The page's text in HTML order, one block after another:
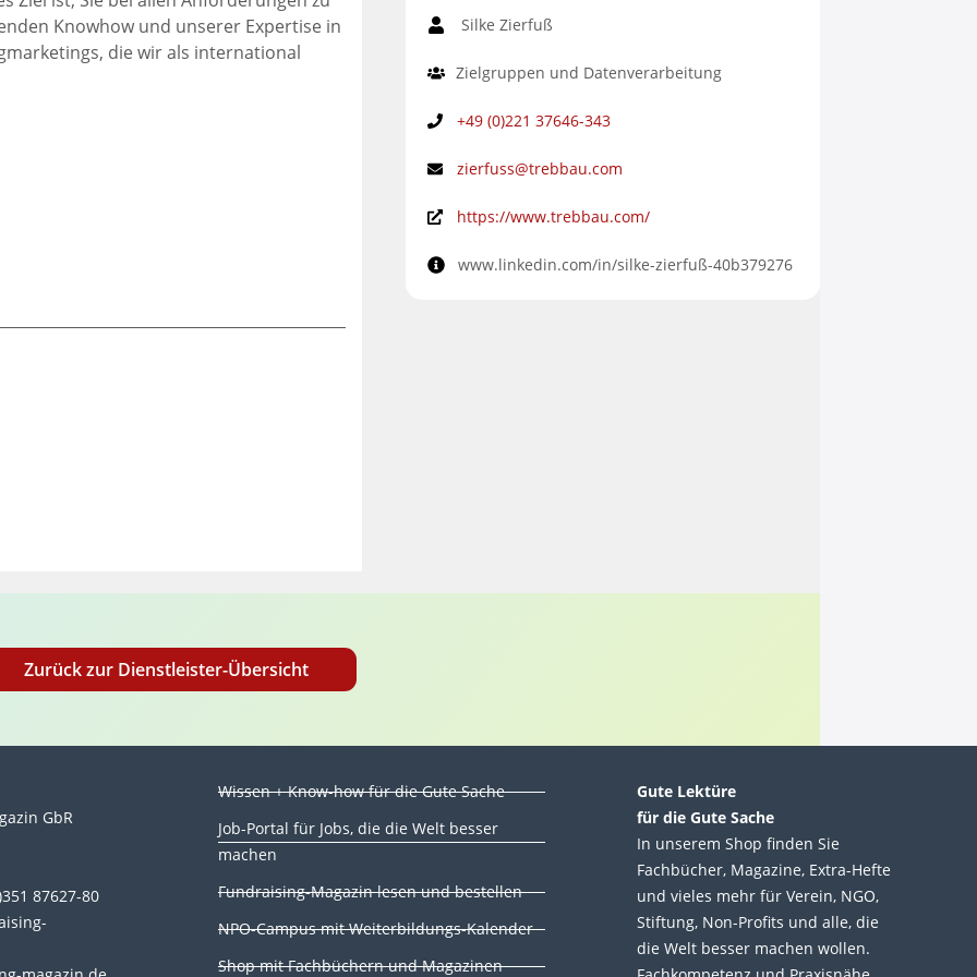
Knowhow und unserer Expertise in
die wir als international
Silke Zierfuß
Zielgruppen und Datenverarbeitung
+49 (0)221 37646-343
zierfuss@trebbau.com
https://www.trebbau.com/
www.linkedin.com/in/silke-zierfuß-40b379276
Zurück zur Dienstleister-Übersicht
GbR
87627-80
Wissen + Know-how für die Gute Sache
Job-Portal für Jobs, die die Welt besser
machen
Fundraising-Magazin lesen und bestellen
NPO-Campus mit Weiterbildungs-Kalender
Shop mit Fachbüchern und Magazinen
Gute Lektüre
für die Gute Sache
In unserem Shop finden Sie
Fachbücher, Magazine, Extra-Hefte
und vieles mehr für Verein, NGO,
Stiftung, Non-Profits und alle, die
die Welt besser machen wollen.